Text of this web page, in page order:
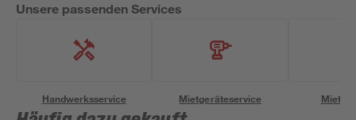
Unsere passenden Services
Handwerksservice Mietgeräteservice